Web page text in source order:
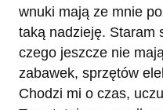
wnuki mają ze mnie
taką nadzieję. Staram
czego jeszcze nie
zabawek, sprzętów
Chodzi mi o czas,